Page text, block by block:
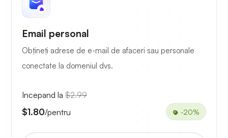
Email personal
Obțineți adrese de e-mail de afaceri sau personale
conectate la domeniul dvs.
Incepand la $2.99
$1.80/pentru -20%